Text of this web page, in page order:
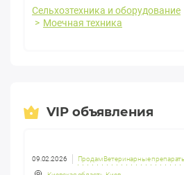
Сельхозтехника и оборудование
Моечная техника
VIP объявления
09.02.2026 Продам Ветеринарные